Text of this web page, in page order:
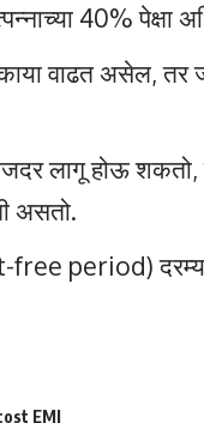
40% पेक्षा
वाढत असेल, तर
लागू होऊ शकतो,
असतो.
period)
EMI